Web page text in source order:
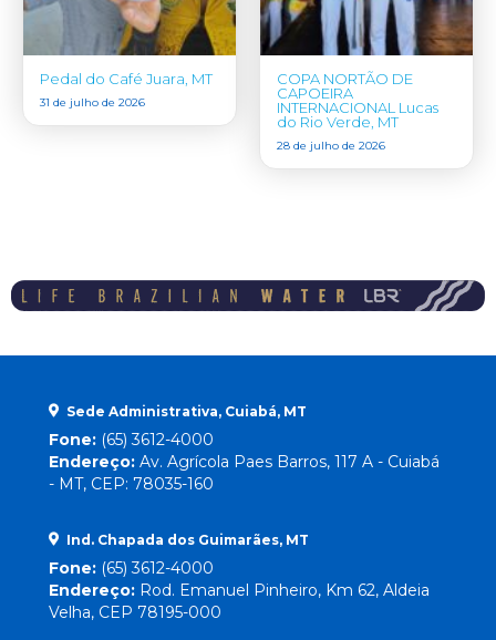
Pedal do Café Juara, MT
31 de julho de 2026
COPA NORTÃO DE
CAPOEIRA
INTERNACIONAL Lucas
do Rio Verde, MT
28 de julho de 2026
Sede Administrativa, Cuiabá, MT
Fone: (65) 3612-4000
Endereço: Av. Agrícola Paes Barros, 117 A - Cuiabá
- MT, CEP: 78035-160
Ind. Chapada dos Guimarães, MT
Fone: (65) 3612-4000
Endereço: Rod. Emanuel Pinheiro, Km 62, Aldeia
Velha, CEP 78195-000